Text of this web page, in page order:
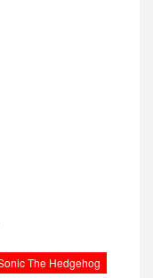
The Hedgehog